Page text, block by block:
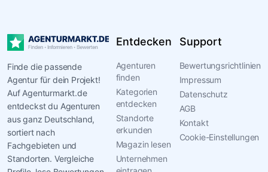
Finde die passende
Agentur für dein Projekt!
Auf Agenturmarkt.de
entdeckst du Agenturen
aus ganz Deutschland,
sortiert nach
Fachgebieten und
Standorten. Vergleiche
Entdecken
Agenturen
finden
Kategorien
entdecken
Standorte
erkunden
Magazin lesen
Unternehmen
Support
Bewertungsrichtlinien
Impressum
Datenschutz
AGB
Kontakt
Cookie-Einstellungen